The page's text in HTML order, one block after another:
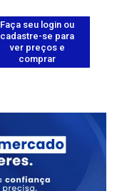
Faça seu login ou
cadastre-se para
ver preços e
comprar